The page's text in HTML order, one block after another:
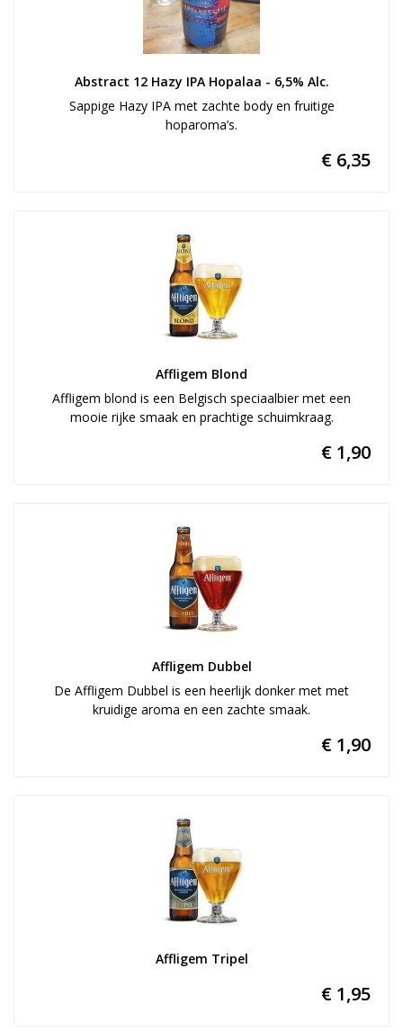
Abstract 12 Hazy IPA Hopalaa - 6,5% Alc.
Sappige Hazy IPA met zachte body en fruitige
hoparoma’s.
€ 6,35
Affligem Blond
Affligem blond is een Belgisch speciaalbier met een
mooie rijke smaak en prachtige schuimkraag.
€ 1,90
Affligem Dubbel
De Affligem Dubbel is een heerlijk donker met met
kruidige aroma en een zachte smaak.
€ 1,90
Affligem Tripel
€ 1,95